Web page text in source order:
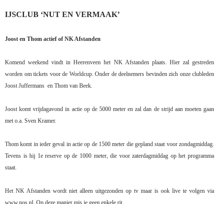
IJSCLUB ‘NUT EN VERMAAK’
Joost en Thom actief of NK Afstanden
Komend weekend vindt in Heerenveen het NK Afstanden plaats. Hier zal gestreden
worden om tickets voor de Worldcup. Onder de deelnemers bevinden zich onze clubleden
Joost Juffermans en Thom van Beek.
Joost komt vrijdagavond in actie op de 5000 meter en zal dan de strijd aan moeten gaan
met o.a. Sven Kramer.
Thom komt in ieder geval in actie op de 1500 meter die gepland staat voor zondagmiddag.
Tevens is hij 1e reserve op de 1000 meter, die voor zaterdagmiddag op het programma
staat.
Het NK Afstanden wordt niet alleen uitgezonden op tv maar is ook live te volgen via
www.nos.nl. Op deze manier mis je geen enkele rit.